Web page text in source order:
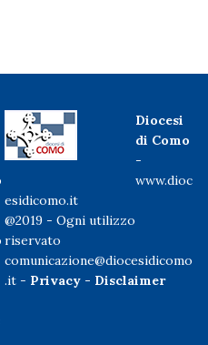
Diocesi
di Como
-
www.dioc
esidicomo.it
@2019 - Ogni utilizzo
riservato
comunicazione@diocesidicomo
.it - Privacy - Disclaimer